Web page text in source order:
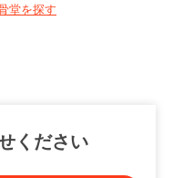
堂を探す
ください